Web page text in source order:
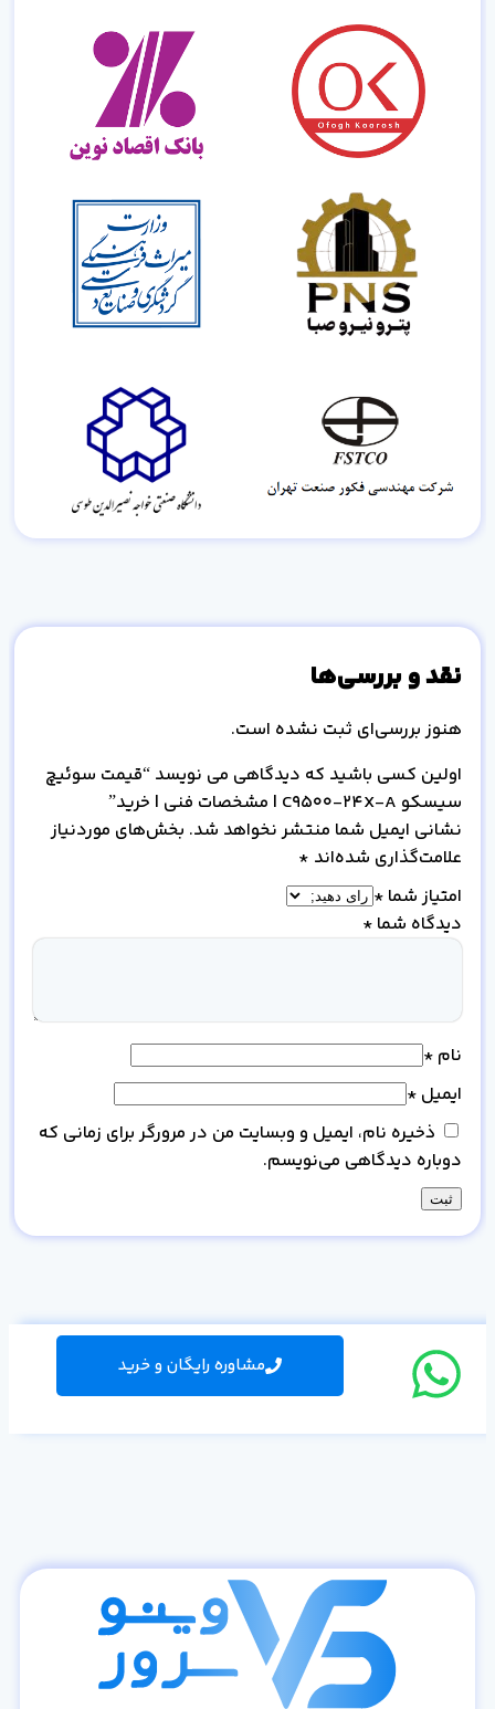
نقد و بررسی‌ها
هنوز بررسی‌ای ثبت نشده است.
اولین کسی باشید که دیدگاهی می نویسد “قیمت سوئیچ
سیسکو C9500-24X-A | مشخصات فنی | خرید”
نشانی ایمیل شما منتشر نخواهد شد. بخش‌های موردنیاز
علامت‌گذاری شده‌اند *
امتیاز شما *
دیدگاه شما *
نام *
ایمیل *
ذخیره نام، ایمیل و وبسایت من در مرورگر برای زمانی که
دوباره دیدگاهی می‌نویسم.
مشاوره رایگان و خرید